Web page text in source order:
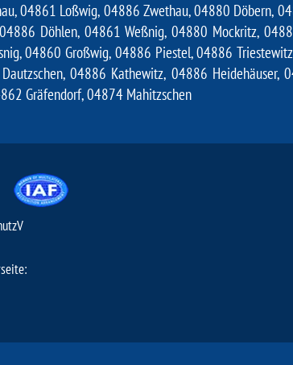
04861 Loßwig, 04886 Zwethau, 04880 Döbern,
Döhlen, 04861 Weßnig, 04880 Mockritz,
04860 Großwig, 04886 Piestel, 04886
04886 Kathewitz, 04886 Heidehäuser,
Gräfendorf, 04874 Mahitzschen